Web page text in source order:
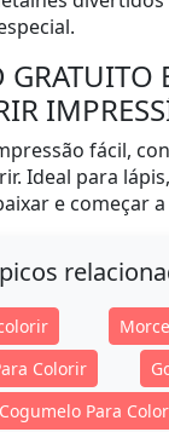
fácil,
Ideal para
e começar
Colorir
Cogumelo Para